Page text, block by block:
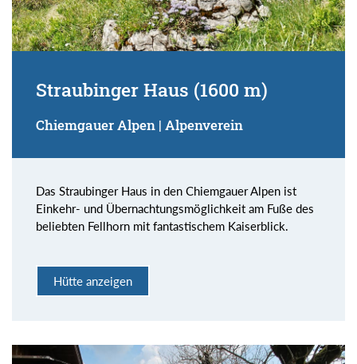
Straubinger Haus (1600 m)
Chiemgauer Alpen | Alpenverein
Das Straubinger Haus in den Chiemgauer Alpen ist
Einkehr- und Übernachtungsmöglichkeit am Fuße des
beliebten Fellhorn mit fantastischem Kaiserblick.
Hütte anzeigen